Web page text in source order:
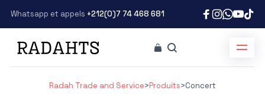
Whatsapp et appels +212(0)7 74 468 681
Radah Trade and Service>Produits>Concert